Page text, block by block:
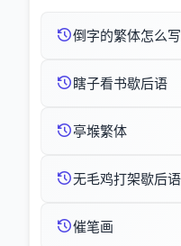
倒字的繁体怎么写
瞎子看书歇后语
亭堠繁体
无毛鸡打架歇后语
催笔画